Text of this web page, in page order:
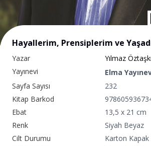
Hayallerim, Prensiplerim ve
Yazar
Yılmaz
Yayınevi
Elma
Sayfa Sayısı
232
Kitap Barkod
Ebat
13,5 x 21 cm
Renk
Siyah Beyaz
Cilt Durumu
Karton Kapak